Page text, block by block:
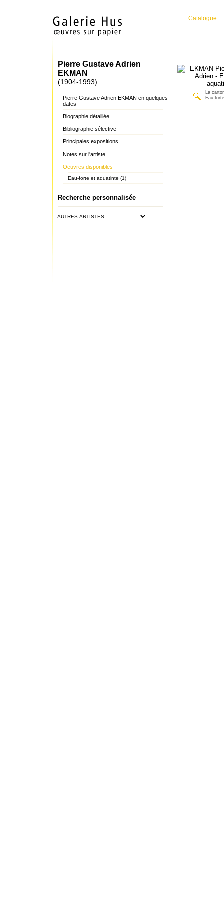
Catalogue
Pierre Gustave Adrien
EKMAN
(1904-1993)
Pierre Gustave Adrien EKMAN en quelques
dates
Biographie détaillée
Bibliographie sélective
Principales expositions
Notes sur l'artiste
Oeuvres disponibles
Eau-forte et aquatinte (1)
Recherche personnalisée
La
Eau-